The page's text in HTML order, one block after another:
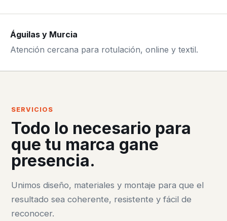
Águilas y Murcia
Atención cercana para rotulación, online y textil.
SERVICIOS
Todo lo necesario para
que tu marca gane
presencia.
Unimos diseño, materiales y montaje para que el
resultado sea coherente, resistente y fácil de
reconocer.